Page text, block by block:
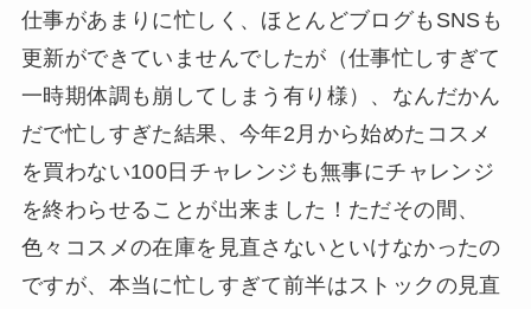
仕事があまりに忙しく、ほとんどブログもSNSも
更新ができていませんでしたが（仕事忙しすぎて
一時期体調も崩してしまう有り様）、なんだかん
だで忙しすぎた結果、今年2月から始めたコスメ
を買わない100日チャレンジも無事にチャレンジ
を終わらせることが出来ました！ただその間、
色々コスメの在庫を見直さないといけなかったの
ですが、本当に忙しすぎて前半はストックの見直